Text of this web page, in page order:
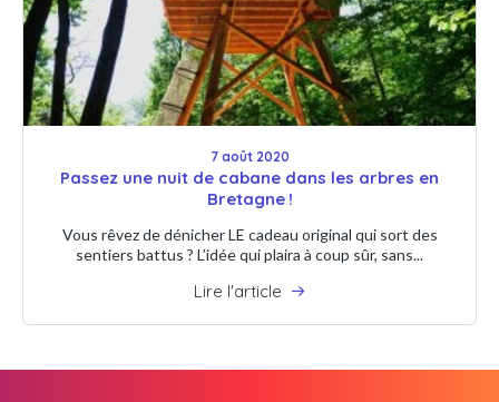
7 août 2020
Passez une nuit de cabane dans les arbres en
Bretagne !
Vous rêvez de dénicher LE cadeau original qui sort des
sentiers battus ? L’idée qui plaira à coup sûr, sans...
Lire l'article